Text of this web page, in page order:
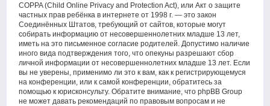
COPPA (Child Online Privacy and Protection Act), или Акт о защите
частных прав ребёнка в интернете от 1998 г. — это закон
Соединённых Штатов, требующий от сайтов, которые могут
собирать информацию от несовершеннолетних младше 13 лет,
иметь на это письменное согласие родителей. Допустимо наличие
иного вида подтверждения того, что опекуны разрешают сбор
личной информации от несовершеннолетних младше 13 лет. Если
вы не уверены, применимо ли это к вам, как к регистрирующемуся
на конференции, или к самой конференции, обратитесь за
помощью к юрисконсульту. Обратите внимание, что phpBB Group
не может давать рекомендаций по правовым вопросам и не